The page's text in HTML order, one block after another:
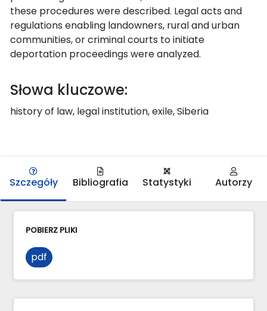
these procedures were described. Legal acts and
regulations enabling landowners, rural and urban
communities, or criminal courts to initiate
deportation proceedings were analyzed.
Słowa kluczowe:
history of law, legal institution, exile, Siberia
Szczegóły Bibliografia Statystyki Autorzy
POBIERZ PLIKI
pdf